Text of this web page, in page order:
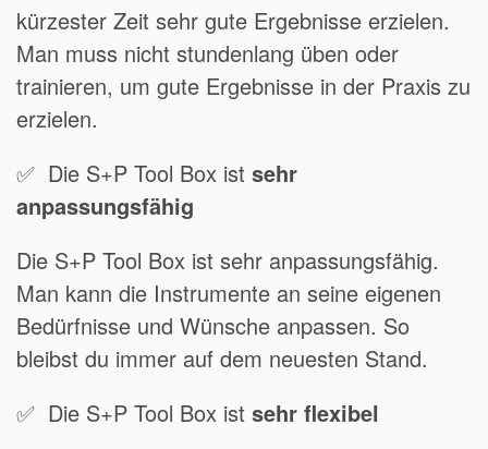
kürzester Zeit sehr gute Ergebnisse erzielen.
Man muss nicht stundenlang üben oder
trainieren, um gute Ergebnisse in der Praxis zu
erzielen.
✅ Die S+P Tool Box ist sehr
anpassungsfähig
Die S+P Tool Box ist sehr anpassungsfähig.
Man kann die Instrumente an seine eigenen
Bedürfnisse und Wünsche anpassen. So
bleibst du immer auf dem neuesten Stand.
✅ Die S+P Tool Box ist sehr flexibel